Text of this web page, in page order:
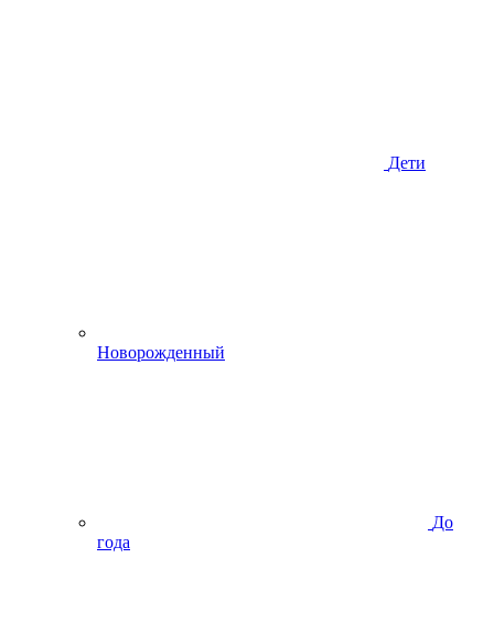
Дети
Новорожденный
До
года